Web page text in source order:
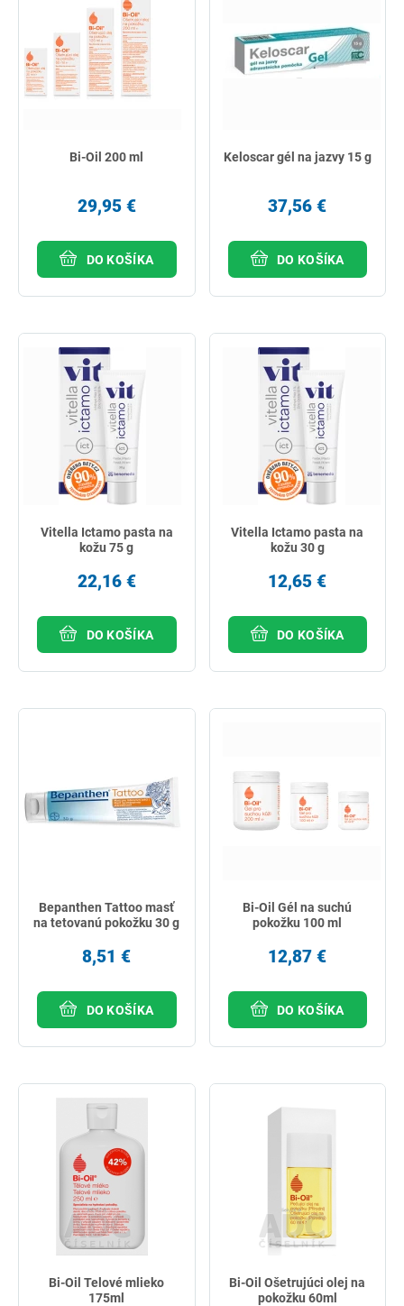
Bi-Oil 200 ml
29,95 €
DO KOŠÍKA
Keloscar gél na jazvy 15 g
37,56 €
DO KOŠÍKA
Vitella Ictamo pasta na
kožu 75 g
22,16 €
DO KOŠÍKA
Vitella Ictamo pasta na
kožu 30 g
12,65 €
DO KOŠÍKA
Bepanthen Tattoo masť
na tetovanú pokožku 30 g
8,51 €
DO KOŠÍKA
Bi-Oil Gél na suchú
pokožku 100 ml
12,87 €
DO KOŠÍKA
Bi-Oil Telové mlieko
175ml
Bi-Oil Ošetrujúci olej na
pokožku 60ml